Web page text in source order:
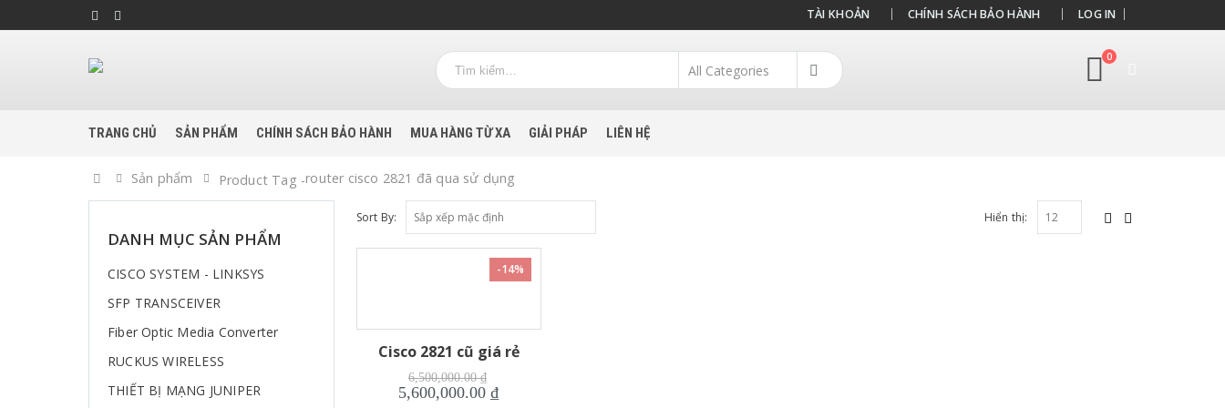
TÀI KHOẢN CHÍNH SÁCH BẢO HÀNH LOG IN
0
TRANG CHỦ SẢN PHẨM CHÍNH SÁCH BẢO HÀNH MUA HÀNG TỪ XA GIẢI PHÁP LIÊN HỆ
Home
Sản phẩm Product Tag -router cisco 2821 đã qua sử dụng
Sort By: Hiển thị:
-14%
Cisco 2821 cũ giá rẻ
6,500,000.00₫
gốc
5,600,000.00₫Giá
DANH MỤC SẢN PHẨM
CISCO SYSTEM - LINKSYS
SFP TRANSCEIVER
Fiber Optic Media Converter
RUCKUS WIRELESS
THIẾT BỊ MẠNG JUNIPER